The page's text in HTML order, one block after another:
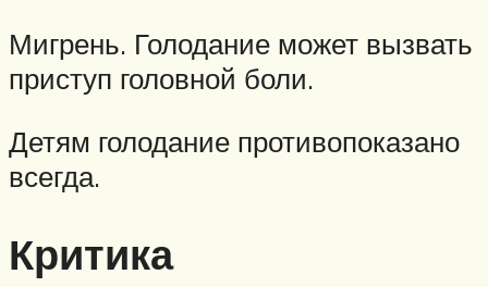
Мигрень. Голодание может вызвать
приступ головной боли.
Детям голодание противопоказано
всегда.
Критика